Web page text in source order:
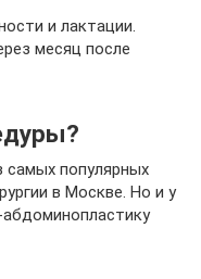
и лактации.
месяц после
популярных
в Москве. Но и у